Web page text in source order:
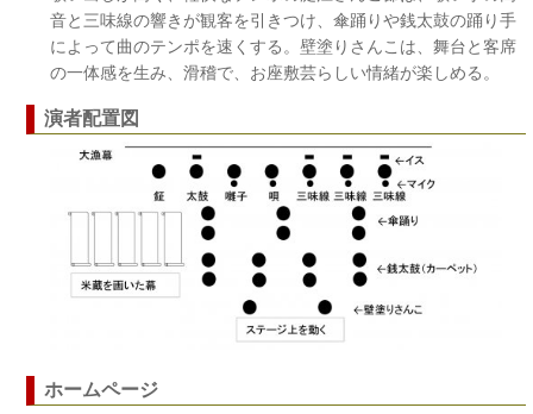
音と三味線の響きが観客を引きつけ、傘踊りや銭太鼓の踊り手
によって曲のテンポを速くする。壁塗りさんこは、舞台と客席
の一体感を生み、滑稽で、お座敷芸らしい情緒が楽しめる。
演者配置図
ホームページ